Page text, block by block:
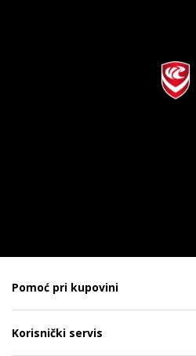
Pomoć pri kupovini
Korisnički servis